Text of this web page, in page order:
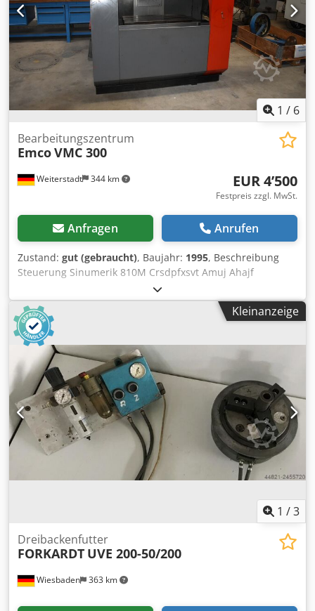
1 / 6
Weiterstadt 344 km
Bearbeitungszentrum
EmcoVMC 300
EUR 4’500
Festpreis zzgl. MwSt.
Anfragen Anrufen
Zustand: gut (gebraucht), Baujahr: 1995, Beschreibung
Steuerung Sinumerik 810M Crsdpfxsvt Amuj Ahajf
Spindeldrehzahl 5000 U/min U/min Revolverkopf 12 - Fach
Tischaufspannfläche Länge 850 mm, Breite 325 mm mm
sehr guten Zustand, regelmäßig gewartet.
Bedienungsanleitung deutsch Anzahl der Achsen 3 (X, Y, Z)
Verfahrweg X 420mm, Y 330mm, Z 240mm Steuerung:
Sinumerik 810 M max. Spindeldrehzahl 5000 U/min
automatischer Werkzeugwechsler für 12 Werkzeuge
Aufnahme SK40 Kühlmitteleinrichtung
Kleinanzeige
1 /3
Wiesbaden 363 km
Dreibackenfutter
FORKARDT UVE 200-50/200